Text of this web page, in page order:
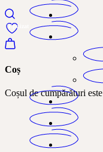
Coș
Coșul de cumpărături
Epuizat